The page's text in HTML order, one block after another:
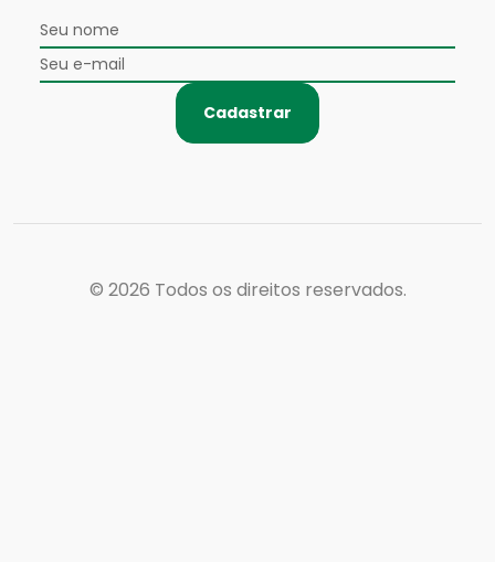
Cadastrar
© 2026 Todos os direitos reservados.